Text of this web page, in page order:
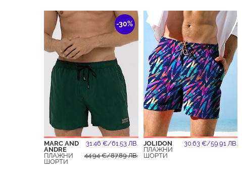
-30%
MARC AND
ANDRE
31.46 €/61.53 ЛВ.
ПЛАЖНИ
ШОРТИ
44.94 €/87.89 ЛВ.
JOLIDON
30.63 €/59.91 ЛВ.
ПЛАЖНИ
ШОРТИ